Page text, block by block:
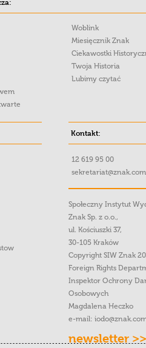
Woblink
Miesięcznik Znak
Ciekawostki
Twoja Historia
Lubimy czytać
Kontakt:
12 619 95 00
Społeczny Instytut
Znak Sp. z o.o.,
ul. Kościuszki 37,
30-105 Kraków
Copyright SIW Znak
Foreign Rights
Inspektor Ochrony
Osobowych
Magdalena Heczko
e-mail:
newsletter >>